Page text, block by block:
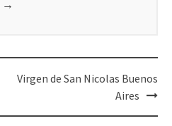
→
Virgen de San Nicolas Buenos
Aires